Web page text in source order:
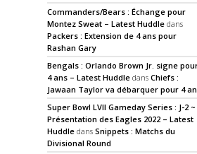
Commanders/Bears : Échange pour
Montez Sweat – Latest Huddle dans
Packers : Extension de 4 ans pour
Rashan Gary
Bengals : Orlando Brown Jr. signe
4 ans – Latest Huddle dansChiefs :
Jawaan Taylor va débarquer pour 4
Super Bowl LVII Gameday Series : J-2 ~
Présentation des Eagles 2022 – Latest
Huddle dansSnippets : Matchs du
Divisional Round